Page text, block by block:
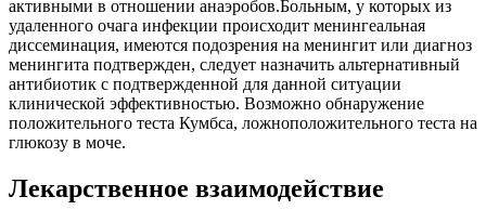
активными в отношении анаэробов.Больным, у которых из
удаленного очага инфекции происходит менингеальная
диссеминация, имеются подозрения на менингит или диагноз
менингита подтвержден, следует назначить альтернативный
антибиотик с подтвержденной для данной ситуации
клинической эффективностью. Возможно обнаружение
положительного теста Кумбса, ложноположительного теста на
глюкозу в моче.
Лекарственное взаимодействие